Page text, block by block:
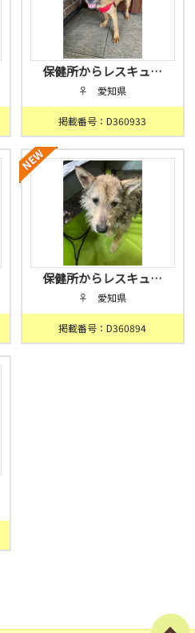
保健所からレスキュ…
♀ 愛知県
掲載番号：D360933
保健所からレスキュ…
♀ 愛知県
掲載番号：D360894